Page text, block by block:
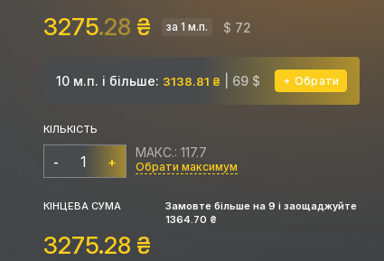
3275.28 ₴ за 1 м.п. $ 72
10 м.п. і більше: 3138.81 ₴ | 69 $ Обрати
КІЛЬКІСТЬ
- +
МАКС.: 117.7
Обрати максимум
КІНЦЕВА СУМА Замовте більше на 9 і заощаджуйте
1364.70 ₴
3275.28 ₴